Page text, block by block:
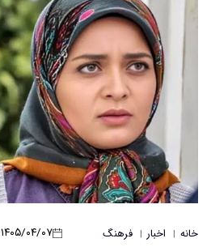
خانه | اخبار | فرهنگ ۱۴۰۵/۰۴/۰۷ ۱۶:۰۵:۵۰